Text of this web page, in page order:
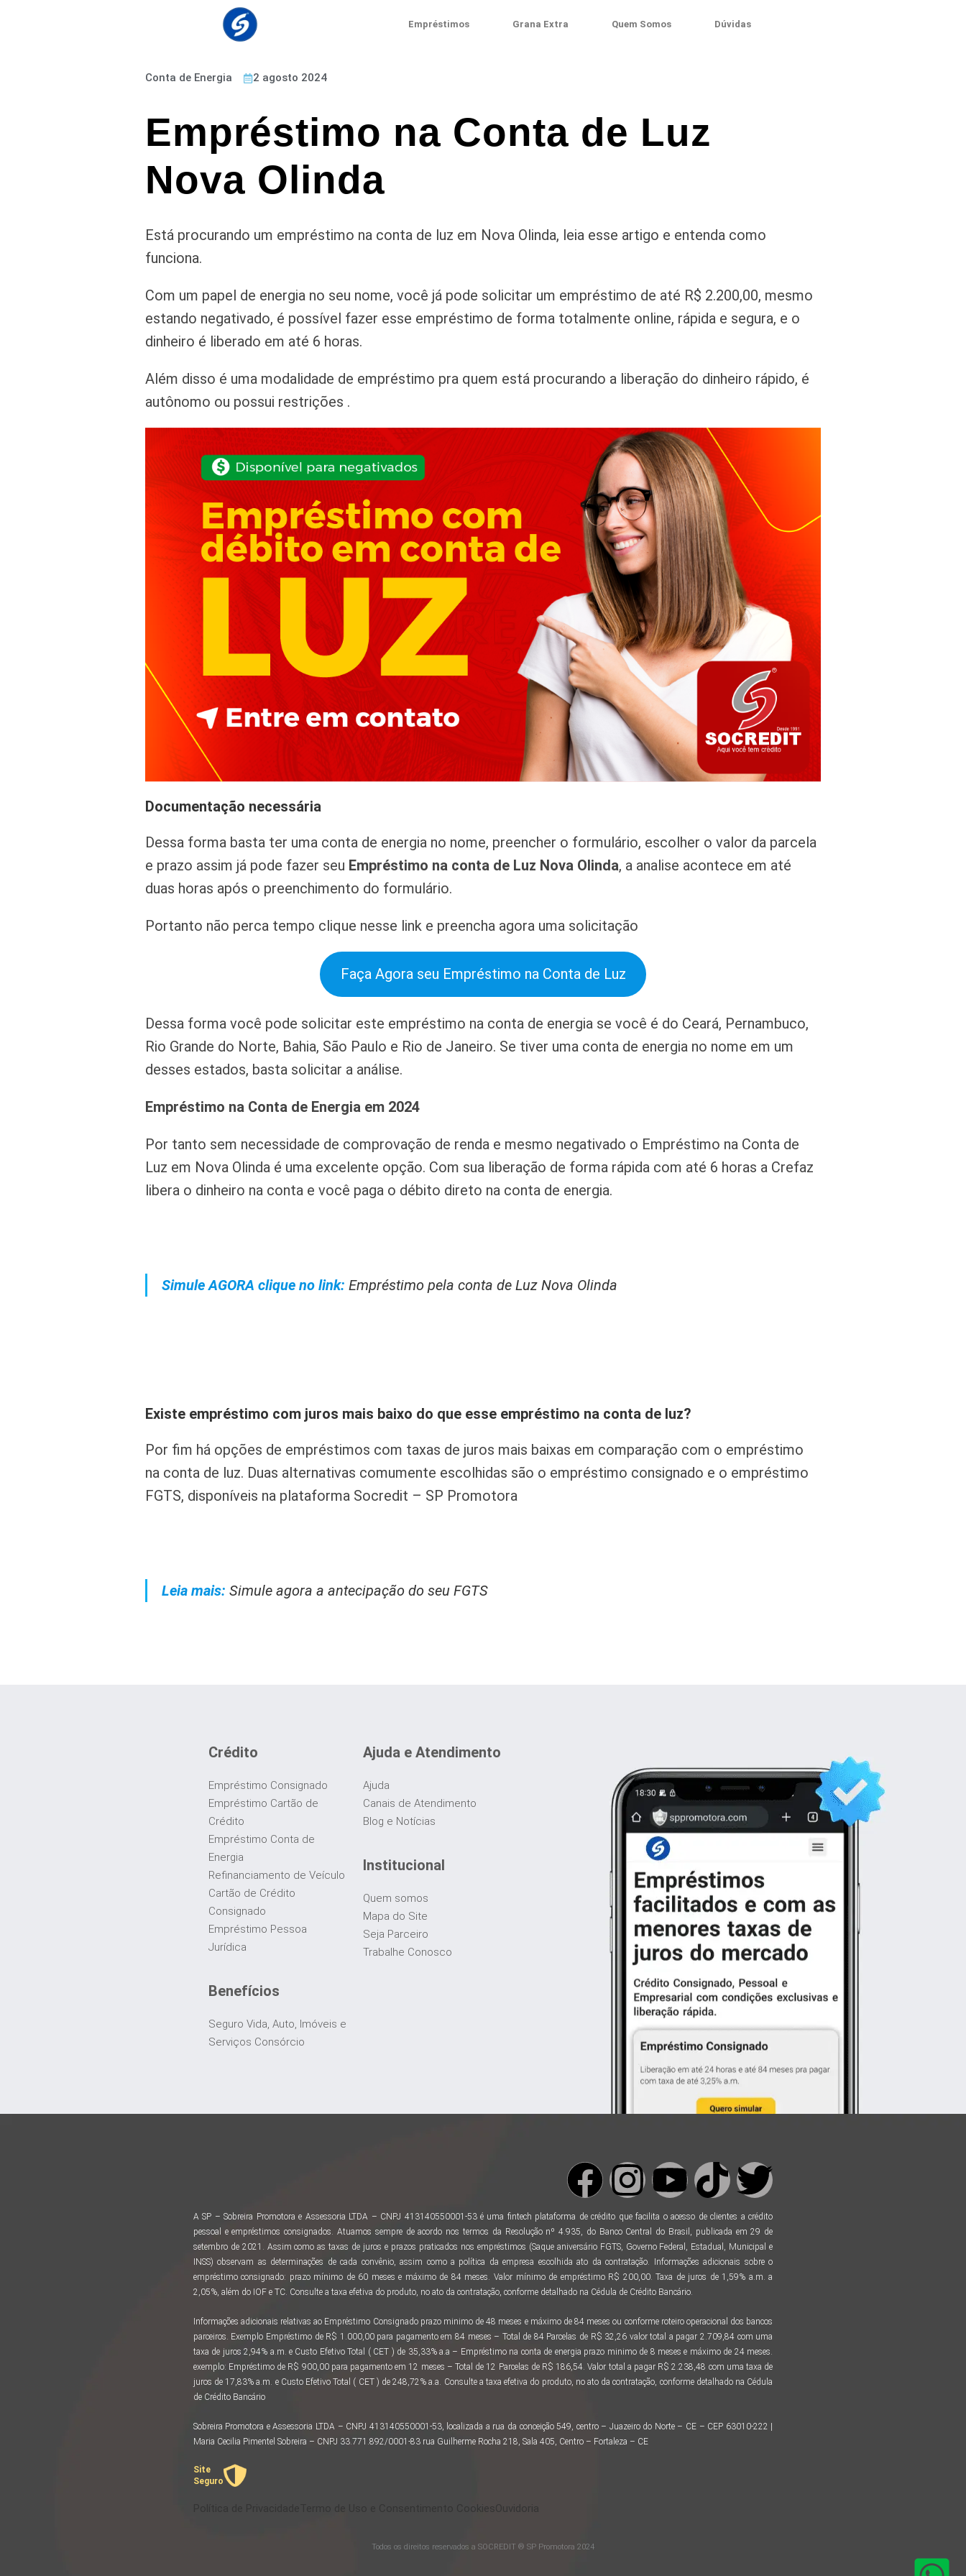
Empréstimos Grana Extra Quem Somos Dúvidas
Conta de Energia 2 agosto 2024
Empréstimo na Conta de Luz
Nova Olinda
Está procurando um empréstimo na conta de luz em Nova Olinda, leia esse artigo e entenda como
funciona.
Com um papel de energia no seu nome, você já pode solicitar um empréstimo de até R$ 2.200,00, mesmo
estando negativado, é possível fazer esse empréstimo de forma totalmente online, rápida e segura, e o
dinheiro é liberado em até 6 horas.
Além disso é uma modalidade de empréstimo pra quem está procurando a liberação do dinheiro rápido, é
autônomo ou possui restrições .
Documentação necessária
Dessa forma basta ter uma conta de energia no nome, preencher o formulário, escolher o valor da parcela
e prazo assim já pode fazer seu Empréstimo na conta de Luz Nova Olinda, a analise acontece em até
duas horas após o preenchimento do formulário.
Portanto não perca tempo clique nesse link e preencha agora uma solicitação
Faça Agora seu Empréstimo na Conta de Luz
Dessa forma você pode solicitar este empréstimo na conta de energia se você é do Ceará, Pernambuco,
Rio Grande do Norte, Bahia, São Paulo e Rio de Janeiro. Se tiver uma conta de energia no nome em um
desses estados, basta solicitar a análise.
Empréstimo na Conta de Energia em 2024
Por tanto sem necessidade de comprovação de renda e mesmo negativado o Empréstimo na Conta de
Luz em Nova Olinda é uma excelente opção. Com sua liberação de forma rápida com até 6 horas a Crefaz
libera o dinheiro na conta e você paga o débito direto na conta de energia.
Simule AGORA clique no link: Empréstimo pela conta de Luz Nova Olinda
Existe empréstimo com juros mais baixo do que esse empréstimo na conta de luz?
Por fim há opções de empréstimos com taxas de juros mais baixas em comparação com o empréstimo
na conta de luz. Duas alternativas comumente escolhidas são o empréstimo consignado e o empréstimo
FGTS, disponíveis na plataforma Socredit – SP Promotora
Leia mais: Simule agora a antecipação do seu FGTS
Crédito
Empréstimo Consignado
Empréstimo Cartão de
Crédito
Empréstimo Conta de
Energia
Refinanciamento de Veículo
Cartão de Crédito
Consignado
Empréstimo Pessoa
Jurídica
Benefícios
Seguro Vida, Auto, Imóveis e
Serviços Consórcio
Ajuda e Atendimento
Ajuda
Canais de Atendimento
Blog e Notícias
Institucional
Quem somos
Mapa do Site
Seja Parceiro
Trabalhe Conosco
A SP – Sobreira Promotora e Assessoria LTDA – CNPJ 413140550001-53 é uma fintech plataforma de crédito que facilita o acesso de clientes a crédito
pessoal e empréstimos consignados. Atuamos sempre de acordo nos termos da Resolução nº 4.935, do Banco Central do Brasil, publicada em 29 de
setembro de 2021. Assim como as taxas de juros e prazos praticados nos empréstimos (Saque aniversário FGTS, Governo Federal, Estadual, Municipal e
INSS) observam as determinações de cada convênio, assim como a política da empresa escolhida ato da contratação. Informações adicionais sobre o
empréstimo consignado: prazo mínimo de 60 meses e máximo de 84 meses. Valor mínimo de empréstimo R$ 200,00. Taxa de juros de 1,59% a.m. a
2,05%, além do IOF e TC. Consulte a taxa efetiva do produto, no ato da contratação, conforme detalhado na Cédula de Crédito Bancário.
Informações adicionais relativas ao Empréstimo Consignado prazo minimo de 48 meses e máximo de 84 meses ou conforme roteiro operacional dos bancos
parceiros. Exemplo Empréstimo de R$ 1.000,00 para pagamento em 84 meses – Total de 84 Parcelas de R$ 32,26 valor total a pagar 2.709,84 com uma
taxa de juros 2,94% a.m. e Custo Efetivo Total ( CET ) de 35,33% a.a – Empréstimo na conta de energia prazo minimo de 8 meses e máximo de 24 meses.
exemplo: Empréstimo de R$ 900,00 para pagamento em 12 meses – Total de 12 Parcelas de R$ 186,54. Valor total a pagar R$ 2.238,48 com uma taxa de
juros de 17,83% a.m. e Custo Efetivo Total ( CET ) de 248,72% a.a. Consulte a taxa efetiva do produto, no ato da contratação, conforme detalhado na Cédula
de Crédito Bancário
Sobreira Promotora e Assessoria LTDA – CNPJ 413140550001-53, localizada a rua da conceição 549, centro – Juazeiro do Norte – CE – CEP 63010-222 |
Maria Cecilia Pimentel Sobreira – CNPJ 33.771.892/0001-83 rua Guilherme Rocha 218, Sala 405, Centro – Fortaleza – CE
Site
Seguro
Termo de Uso e Consentimento CookiesOuvidoria
Todos os direitos reservados a SOCREDIT ® SP Promotora 2024